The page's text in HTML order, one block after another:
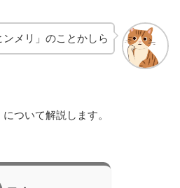
メリ」のことかしら
ついて解説します。